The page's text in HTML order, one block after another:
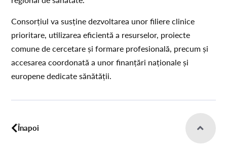
Consorțiul va susține dezvoltarea unor filiere clinice
prioritare, utilizarea eficientă a resurselor, proiecte
comune de cercetare și formare profesională, precum și
accesarea coordonată a unor finanțări naționale și
europene dedicate sănătății.
Înapoi